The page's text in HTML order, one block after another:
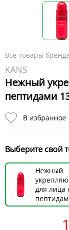
Все товары бренда
KANS
Нежный
пептидами
В избранное
Выберите свой
Нежный
для лица